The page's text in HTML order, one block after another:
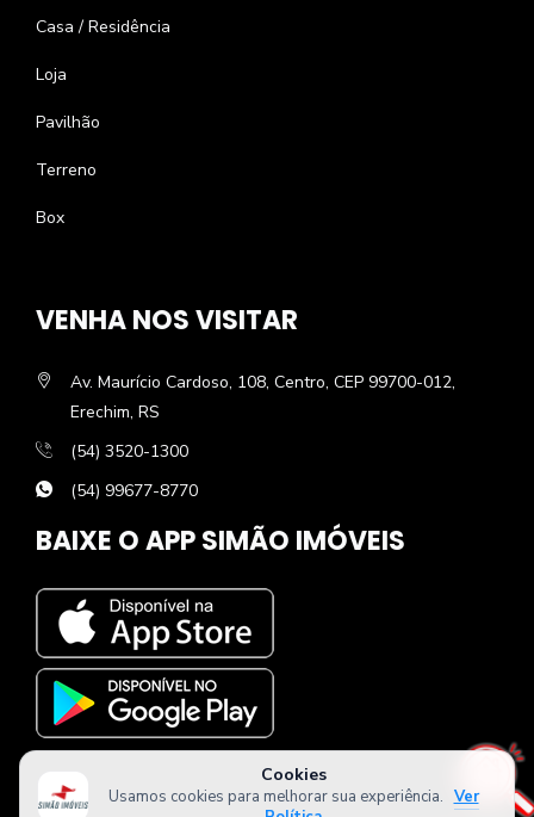
Cookies
Usamos cookies para melhorar sua experiência. Ver
Casa / Residência
Loja
Pavilhão
Terreno
Box
VENHA NOS VISITAR
Av. Maurício Cardoso, 108, Centro, CEP 99700-012,
Erechim, RS
(54) 3520-1300
(54) 99677-8770
BAIXE O APP SIMÃO IMÓVEIS